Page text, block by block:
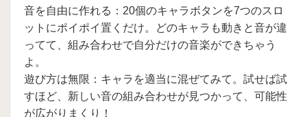
音を自由に作れる：20個のキャラボタンを7つのスロ
ットにポイポイ置くだけ。どのキャラも動きと音が違
ってて、組み合わせで自分だけの音楽ができちゃう
よ。
遊び方は無限：キャラを適当に混ぜてみて。試せば試
すほど、新しい音の組み合わせが見つかって、可能性
が広がりまくり！